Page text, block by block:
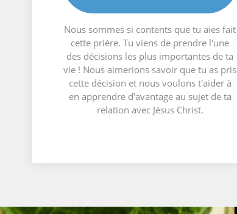
Nous sommes si contents que tu aies fait
cette prière. Tu viens de prendre l'une
des décisions les plus importantes de ta
vie ! Nous aimerions savoir que tu as pris
cette décision et nous voulons t'aider à
en apprendre d'avantage au sujet de ta
relation avec Jésus Christ.